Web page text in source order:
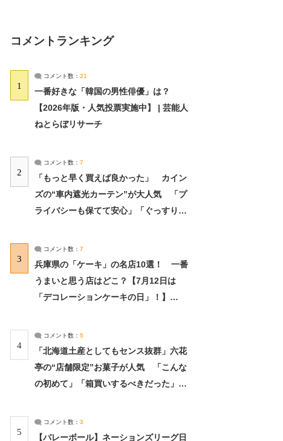
コメントランキング
1
コメント数： 21
一番好きな「韓国の男性俳優」は？
【2026年版・人気投票実施中】 | 芸能人
ねとらぼリサーチ
2
コメント数： 7
「もっと早く買えば良かった」 カイン
ズの“車内遮光カーテン”が大人気 「プ
ライバシーも保てて安心」「ぐっすり眠
3
コメント数： 7
兵庫県の「ケーキ」の名店10選！ 一番
うまいと思う店はどこ？【7月12日は
「デコレーションケーキの日」！】
4
コメント数： 5
「北海道土産としてもセンス抜群」六花
亭の“店舗限定”お菓子が人気 「こんな
の初めて」「箱買いするべきだった」
5
コメント数： 3
【バレーボール】ネーションズリーグ日